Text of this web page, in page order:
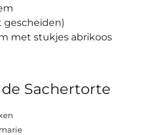
gescheiden)
met stukjes abrikoos
de Sachertorte